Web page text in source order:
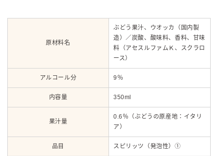
原材料名
ぶどう果汁、ウオッカ（国内製
造）／炭酸、酸味料、香料、甘味
料（アセスルファムＫ、スクラロ
ース）
アルコール分 9％
内容量 350ml
果汁量
0.6％（ぶどうの原産地：イタリ
ア）
品目 スピリッツ（発泡性）①